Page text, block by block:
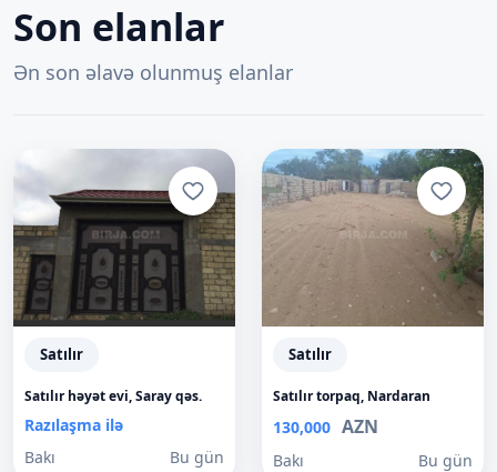
Son elanlar
Ən son əlavə olunmuş elanlar
Satılır
Satılır həyət evi, Saray qəs.
Razılaşma ilə
Bakı
Bu gün
Satılır
Satılır torpaq, Nardaran
130,000 AZN
Bakı Bu gün